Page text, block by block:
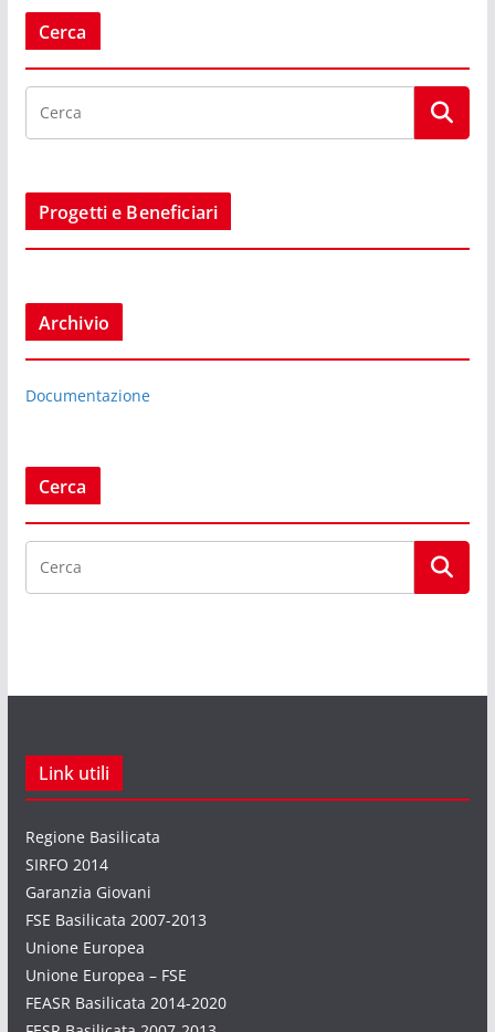
Cerca
Progetti e Beneficiari
Archivio
Documentazione
Cerca
Link utili
Regione Basilicata
SIRFO 2014
Garanzia Giovani
FSE Basilicata 2007-2013
Unione Europea
Unione Europea – FSE
FEASR Basilicata 2014-2020